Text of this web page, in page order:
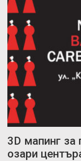
3D мапинг
озари